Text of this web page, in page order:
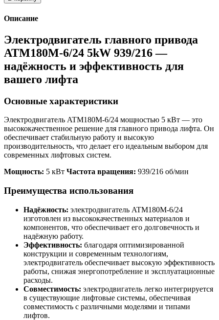
Описание
Электродвигатель главного привода
ATM180M-6/24 5kW 939/216 —
надёжность и эффективность для
вашего лифта
Основные характеристики
Электродвигатель ATM180M-6/24 мощностью 5 кВт — это
высококачественное решение для главного привода лифта. Он
обеспечивает стабильную работу и высокую
производительность, что делает его идеальным выбором для
современных лифтовых систем.
Мощность: 5 кВт Частота вращения: 939/216 об/мин
Преимущества использования
Надёжность: электродвигатель ATM180M-6/24
изготовлен из высококачественных материалов и
компонентов, что обеспечивает его долговечность и
надёжную работу.
Эффективность: благодаря оптимизированной
конструкции и современным технологиям,
электродвигатель обеспечивает высокую эффективность
работы, снижая энергопотребление и эксплуатационные
расходы.
Совместимость: электродвигатель легко интегрируется
в существующие лифтовые системы, обеспечивая
совместимость с различными моделями и типами
лифтов.